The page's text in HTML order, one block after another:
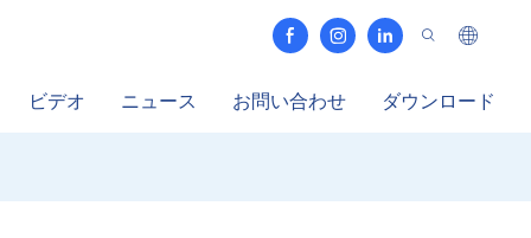
ビデオ ニュース お問い合わせ ダウンロード